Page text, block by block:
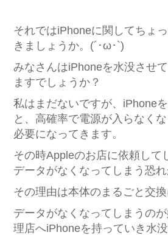
それではiPhoneに関してちょ
きましょうか。(´･ω･`)
みなさんはiPhoneを水没させ
ますでしょうか？
私はまだないですが、iPhone
と、高確率で電源が入らなく
必要になってきます。
その時Appleのお店に依頼して
データがなくなってしまう恐れ
その理由は本体のまるごと交換
データがなくなってしまうの
理店へiPhoneを持っていき水